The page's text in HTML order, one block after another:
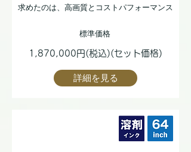
求めたのは、高画質とコストパフォーマンス
標準価格
1,870,000円(税込)(セット価格)
詳細を見る